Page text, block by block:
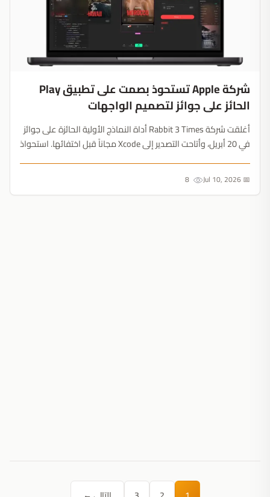
شركة Apple تستحوذ بصمت على تطبيق Play
الحائز على جوائز لتصميم الواجهات
أغلقت شركة Rabbit 3 Times أداة النماذج الأولية الحائزة على جوائز
في 20 أبريل، وأتاحت التصدير إلى Xcode مجاناً قبل اختفائها. استحواذ
📅 Jul 10, 2026